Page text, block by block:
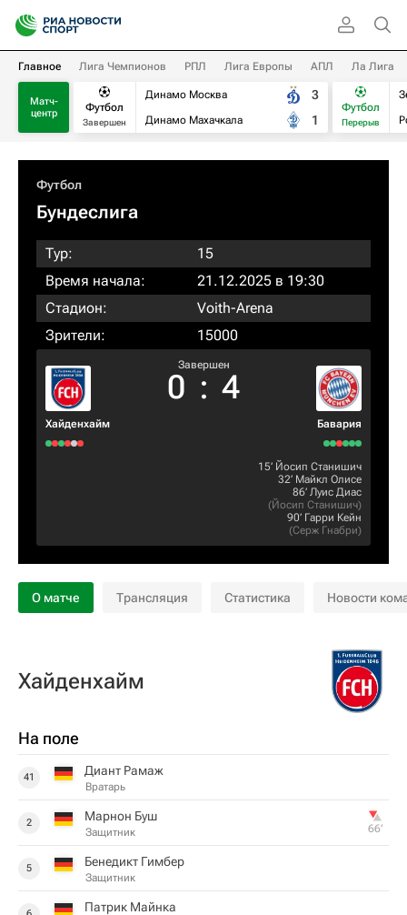
Главное Лига Чемпионов РПЛ Лига Европы АПЛ Ла Лига
Матч-
центр
Футбол
Завершен
Динамо Москва
Динамо Махачкала
3
1
Футбол
Перерыв
Футбол
Бундеслига
Тур:
15
Время начала:
21.12.2025 в 19:30
Стадион:
Voith-Arena
Зрители:
15000
Хайденхайм
Завершен
0 : 4
Бавария
15‎’‎ Йосип Станишич
32‎’‎ Майкл Олисе
86‎’‎ Луис Диас
(Йосип Станишич)
90‎’‎ Гарри Кейн
(Серж Гнабри)
О матче Трансляция Статистика Новости
Хайденхайм
На поле
41 Диант Рамаж
Вратарь
2 Марнон Буш
Защитник 66‎’‎
5 Бенедикт Гимбер
Защитник
Патрик Майнка